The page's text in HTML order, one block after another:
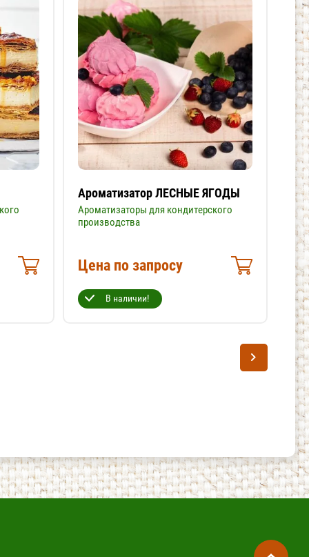
Ароматизатор ЛЕСНЫЕ ЯГОДЫ
Ароматизаторы для кондитерского
производства
Цена по запросу
В наличии!